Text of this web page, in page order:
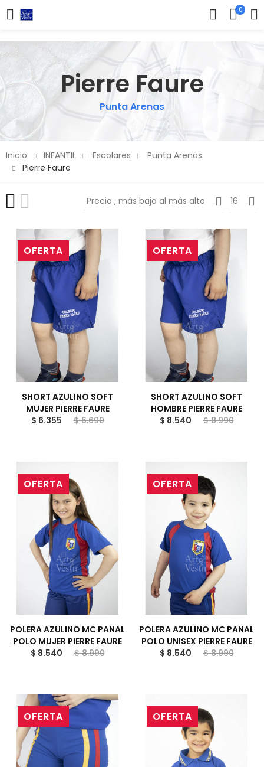
0
Pierre Faure
Punta Arenas
Inicio INFANTIL Escolares
Punta Arenas
Pierre Faure
Precio , más bajo al más alto 16
OFERTA
SHORT AZULINO SOFT
MUJER PIERRE FAURE
$ 6.355
$ 6.690
OFERTA
SHORT AZULINO SOFT
HOMBRE PIERRE FAURE
$ 8.540
$ 8.990
OFERTA
POLERA AZULINO MC PANAL
POLO MUJER PIERRE FAURE
$ 8.540
$ 8.990
OFERTA
POLERA AZULINO MC PANAL
POLO UNISEX PIERRE FAURE
$ 8.540
$ 8.990
OFERTA OFERTA